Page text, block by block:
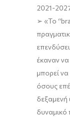
2021-
➢ «Το “
έκαναν να
μπορεί
όσους
δεξαμενή
δυναμικό